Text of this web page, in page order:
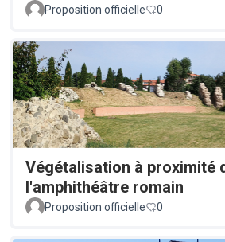
Proposition officielle
0
Végétalisation à proximité
l'amphithéâtre romain
Proposition officielle 0